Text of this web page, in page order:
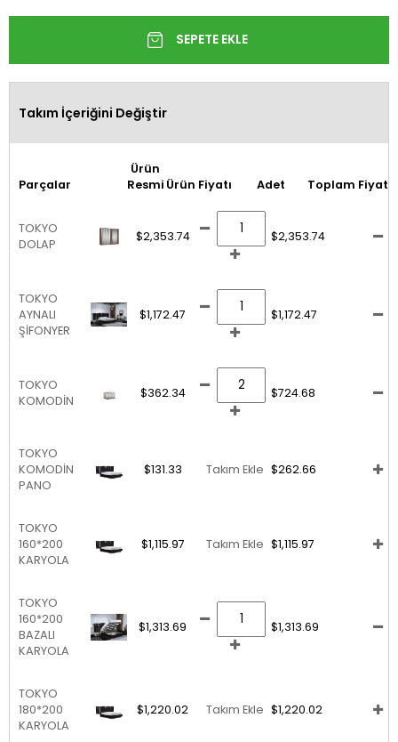
Takım İçeriğini Değiştir
Parçalar
Ürün
Resmi Ürün Fiyatı Adet Toplam Fiyat
TOKYO
DOLAP
$2,353.74 $2,353.74
TOKYO
AYNALI
ŞİFONYER
$1,172.47 $1,172.47
TOKYO
KOMODİN
$362.34 $724.68
TOKYO
KOMODİN
PANO
$131.33 Takım Ekle $262.66
TOKYO
160*200
KARYOLA
$1,115.97 Takım Ekle $1,115.97
TOKYO
160*200
BAZALI
KARYOLA
$1,313.69 $1,313.69
TOKYO
180*200
KARYOLA
$1,220.02 Takım Ekle $1,220.02